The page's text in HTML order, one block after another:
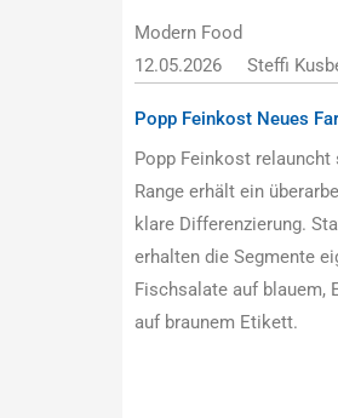
Modern Food
12.05.2026
Steffi
Popp Feinkost Neues
Popp Feinkost
Range erhält ein
klare Differenzierung.
erhalten die Segmente
Fischsalate auf blauem,
auf braunem Etikett.